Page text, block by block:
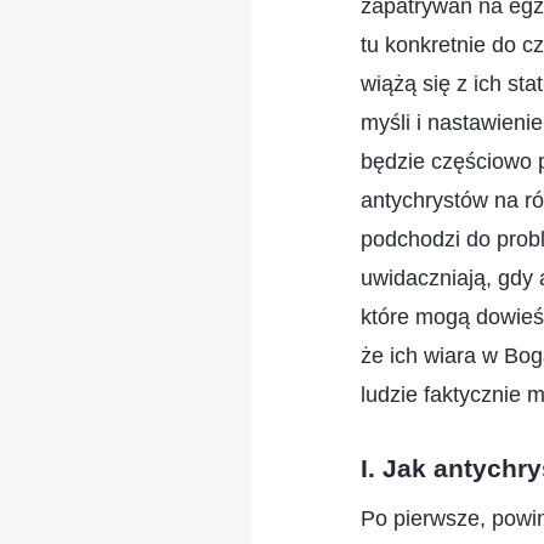
zapatrywań na
tu konkretnie do
wiążą się z ich
myśli i
będzie częściowo
antychrystów na
podchodzi do
uwidaczniają, gdy
które mogą
że ich wiara w
ludzie faktycznie
I. Jak
Po pierwsze, powinniśmy przyjrzeć się temu, jak zachowują się antychryści, gdy są przycinani, jak reagują na takie sytuacje, jakie mają nastawienie, myśli i zapatrywania względem przycinania oraz, w szczególności, co mówią i co robią – te kwestie wymagają szczegółowej analizy. Omawialiśmy już dość obszernie tematy związane z przycinaniem; jest to popularny temat, z którym wszyscy jesteście dobrze zaznajomieni. Większość ludzi doświadcza jakiejś przemiany dopiero po kilkukrotnym przycięciu – są w stanie dążyć do prawdy i podejmować działania zgodnie z zasadami, wykonując swój obowiązek, i dopiero wtedy ich wiara zyskuje nowy początek i zmienia się na lepsze. Można powiedzieć, że każde surowe przycięcie odciska piętno w sercu człowieka i pozostawia po sobie niezatarte wspomnienie. Oczywiście u antychrystów też pozostawia to niezatarte wspomnienie, ale na czym polega różnica? Nastawienie antychrystów i rozmaite powiązane z tym przejawy, a także ich myśli, zapatrywania, idee i tym podobne rzeczy, które wynikają z takiej sytuacji, są inne niż w przypadku zwykłego człowieka. Kiedy ktoś przycina antychrysta, pierwszą jego reakcją jest płynące z głębi serca stawianie oporu i odrzucenie. Antychryst z tym walczy. Dlaczego tak robi? Dzieje się tak dlatego, że antychryści, z samej swojej naturoistoty, czują niechęć do prawdy, nienawidzą jej i wcale jej nie akceptują. Naturalnie, esencja i usposobienie antychrysta uniemożliwiają mu przyznanie się do własnych błędów lub do własnego skażonego usposobienia. Opierając się na tych dwóch faktach, możemy powiedzieć, że postawa antychrysta wobec przycinania go polega na całkowitym i kompletnym odrzuceniu i kontestacji. Antychryści nienawidzą tego, opierają się temu z głębi serca i nie mają za grosz akceptacji lub uległości, a tym bardziej jakiejkolwiek prawdziwej refleksji czy skruchy. Kiedy antychryst jest przycinany, nie zaprząta sobie głowy tym, kto dokonuje przycinania, czego dotyczy to przycinanie, w jakim stopniu ponosi on winę za daną sprawę, jak rażący jest jego błąd, ile zła popełnił lub jakie konsekwencje dla pracy kościoła spowodowało to zło. Dla antychrysta ten, kto go przycina, uwziął się na niego albo